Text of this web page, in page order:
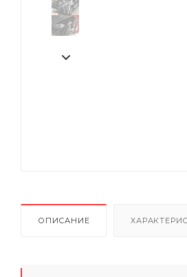
ОПИСАНИЕ